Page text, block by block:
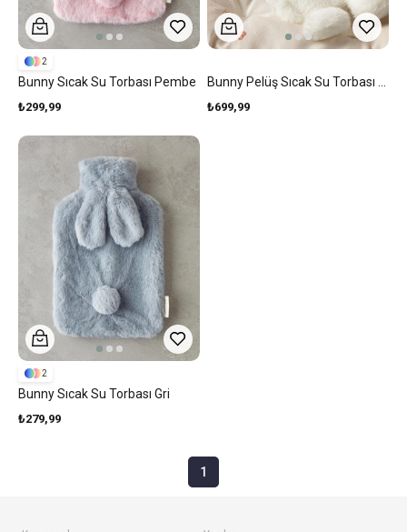
Bunny Sıcak Su Torbası Pembe
₺299,99
2
₺699,99
Bunny Sıcak Su Torbası Gri
₺279,99
2
1